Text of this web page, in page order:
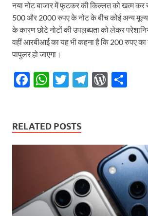
नया नोट बाजार में फुटकर की किल्लत को खत्म
500 और 2000 रुपए के नोट के बीच कोई अन्य
के कारण छोटे नोटों की उपलब्धता को लेकर
वहीं आरबीआई का यह भी कहना है कि 200 रुपए का
पापुलर हो जाएगा।
F
b
o
W
s
A
T
er
T
a
m
W
re
ss
RELATED POSTS